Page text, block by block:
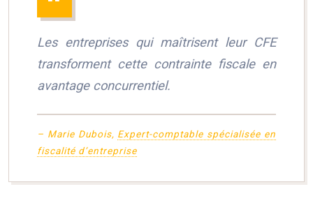
Les entreprises qui maîtrisent leur CFE
transforment cette contrainte fiscale en
avantage concurrentiel.
– Marie Dubois, Expert-comptable spécialisée en
fiscalité d’entreprise